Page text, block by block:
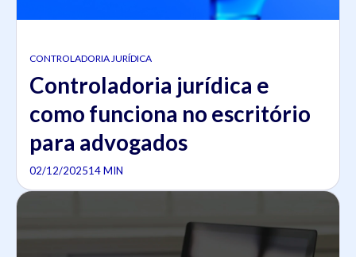
CONTROLADORIA JURÍDICA
Controladoria jurídica e
como funciona no escritório
para advogados
02/12/202514 MIN